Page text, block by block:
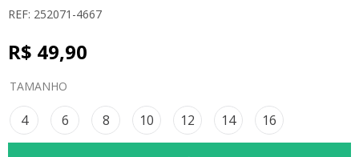
REF: 252071-4667
R$ 49,90
TAMANHO
4 6 8 10 12 14 16
8º
calça
º
vestidos